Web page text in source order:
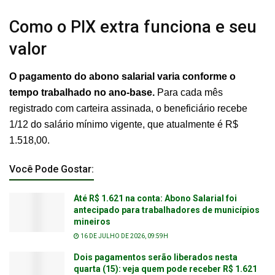
Como o PIX extra funciona e seu
valor
O pagamento do abono salarial varia conforme o
tempo trabalhado no ano-base. Para cada mês
registrado com carteira assinada, o beneficiário recebe
1/12 do salário mínimo vigente, que atualmente é R$
1.518,00.
Você Pode Gostar:
Até R$ 1.621 na conta: Abono Salarial foi
antecipado para trabalhadores de municípios
mineiros
16 DE JULHO DE 2026, 09:59H
Dois pagamentos serão liberados nesta
quarta (15): veja quem pode receber R$ 1.621